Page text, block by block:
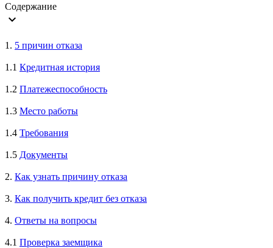
Содержание
expand_more
1. 5 причин отказа
1.1 Кредитная история
1.2 Платежеспособность
1.3 Место работы
1.4 Требования
1.5 Документы
2. Как узнать причину отказа
3. Как получить кредит без отказа
4. Ответы на вопросы
4.1 Проверка заемщика